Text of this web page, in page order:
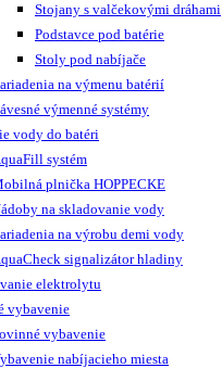
Stojany s valčekovými dráhami
Podstavce pod batérie
Stoly pod nabíjače
na výmenu batérií
výmenné systémy
vody do batéri
systém
plnička HOPPECKE
na skladovanie vody
na výrobu demi vody
signalizátor hladiny
elektrolytu
vybavenie
vybavenie
nabíjacieho miesta